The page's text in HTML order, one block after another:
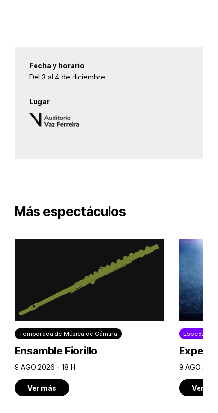
Fecha y horario
Del 3 al 4 de diciembre
Lugar
Más espectáculos
Temporada de Música de Cámara
Ensamble Fiorillo
9 AGO 2026 - 18 H
Ver más
9 AGO
Ver